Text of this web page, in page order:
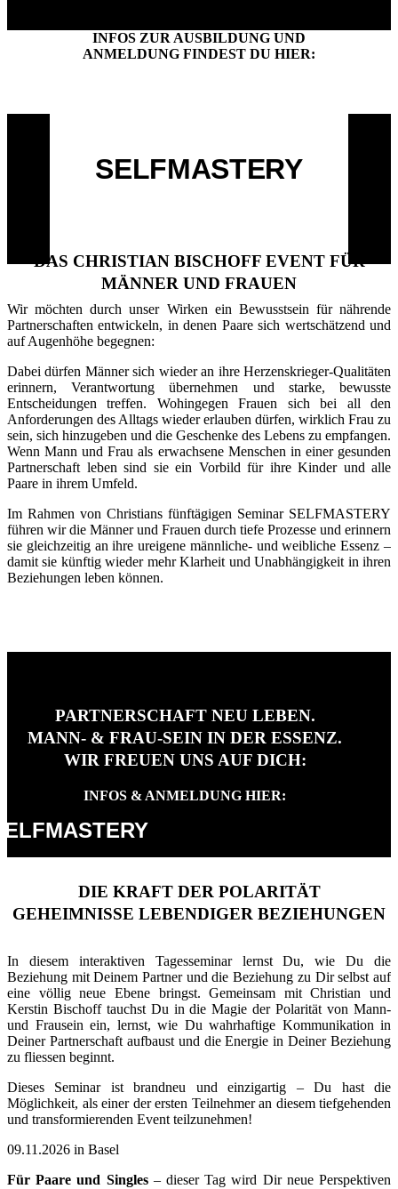
INFOS ZUR AUSBILDUNG UND
ANMELDUNG FINDEST DU HIER:
SELFMASTERY
DAS CHRISTIAN BISCHOFF EVENT FÜR
MÄNNER UND FRAUEN
Wir möchten durch unser Wirken ein Bewusstsein für nährende
Partnerschaften entwickeln, in denen Paare sich wert­schätzend und
auf Augenhöhe be­gegnen:
Dabei dürfen Männer sich wieder an ihre Herzenskrieger-Qualitäten
erinnern, Ver­ant­­­wortung übernehmen und starke, bewusste
Entscheidungen treffen. Wohin­­gegen Frauen sich bei all den
Anforder­ungen des Alltags wieder erlauben dürfen, wirklich Frau zu
sein, sich hinzugeben und die Geschenke des Lebens zu emp­fangen.
Wenn Mann und Frau als erwachsene Menschen in einer gesunden
Partnerschaft leben sind sie ein Vorbild für ihre Kinder und alle
Paare in ihrem Umfeld.
Im Rahmen von Christians fünftägigen Seminar SELFMASTERY
führen wir die Männer und Frauen durch tiefe Prozesse und erinnern
sie gleichzeitig an ihre ureigene männliche- und weibliche Essenz –
damit sie künftig wieder mehr Klarheit und Un­­ab­­hängig­keit in ihren
Beziehungen leben können.
PARTNERSCHAFT NEU LEBEN.
MANN- & FRAU-SEIN IN DER ESSENZ.
WIR FREUEN UNS AUF DICH:
INFOS & ANMELDUNG HIER:
DIE KRAFT DER POLARITÄT
GEHEIMNISSE LEBENDIGER BEZIEHUNGEN
In diesem interaktiven Tagesseminar lernst Du, wie Du die
Beziehung mit Deinem Partner und die Beziehung zu Dir selbst auf
eine völlig neue Ebene bringst. Gemeinsam mit Christian und
Kerstin Bischoff tauchst Du in die Magie der Polarität von Mann-
und Frausein ein, lernst, wie Du wahrhaftige Kommunikation in
Deiner Partnerschaft aufbaust und die Energie in Deiner Beziehung
zu fliessen beginnt.
Dieses Seminar ist brandneu und einzigartig – Du hast die
Möglichkeit, als einer der ersten Teilnehmer an diesem tiefgehenden
und transformierenden Event teilzunehmen!
09.11.2026 in Basel
Für Paare und Singles– dieser Tag wird Dir neue Perspektiven